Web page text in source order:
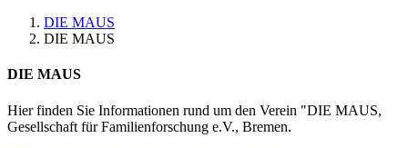
DIE MAUS
DIE MAUS
DIE MAUS
Hier finden Sie Informationen rund um den Verein "DIE MAUS,
Gesellschaft für Familienforschung e.V., Bremen.